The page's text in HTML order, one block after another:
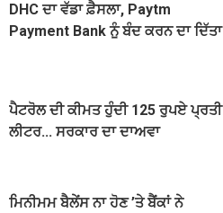
DHC ਦਾ ਵੱਡਾ ਫ਼ੈਸਲਾ, Paytm
Payment Bank ਨੂੰ ਬੰਦ ਕਰਨ ਦਾ ਦਿੱਤਾ
ਪੈਟਰੋਲ ਦੀ ਕੀਮਤ ਹੁੰਦੀ 125 ਰੁਪਏ ਪ੍ਰਤੀ
ਲੀਟਰ... ਸਰਕਾਰ ਦਾ ਦਾਅਵਾ
ਮਿਨੀਮਮ ਬੈਲੇਂਸ ਨਾ ਹੋਣ ’ਤੇ ਬੈਂਕਾਂ ਨੇ